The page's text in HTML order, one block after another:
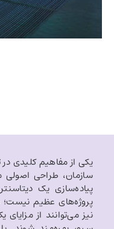
یکی از مفاهیم کلیدی
سازمان، طراحی اصولی
پیاده‌سازی یک
پروژه‌های عظیم
نیز می‌توانند از